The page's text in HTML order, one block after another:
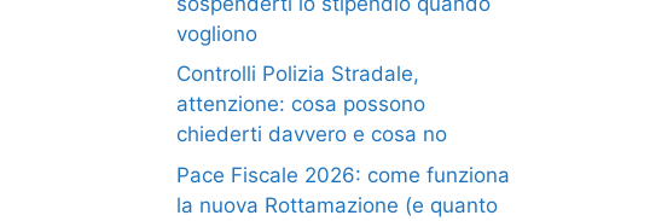
vogliono
Controlli Polizia Stradale,
attenzione: cosa possono
chiederti davvero e cosa no
Pace Fiscale 2026: come funziona
la nuova Rottamazione (e quanto